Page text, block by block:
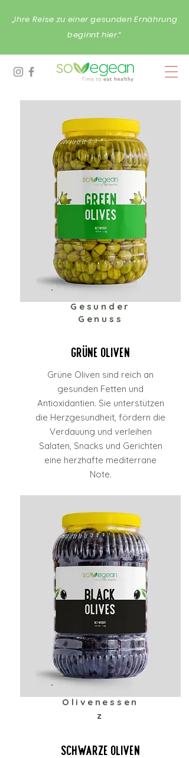
„Ihre Reise zu einer gesunden Ernährung
beginnt hier.“
Gesunder
Genuss
Grüne Oliven
Grüne Oliven sind reich an
gesunden Fetten und
Antioxidantien. Sie unterstützen
die Herzgesundheit, fördern die
Verdauung und verleihen
Salaten, Snacks und Gerichten
eine herzhafte mediterrane
Note.
Olivenessen
z
Schwarze Oliven